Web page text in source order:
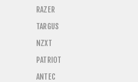
RAZER
TARGUS
NZXT
PATRIOT
ANTEC